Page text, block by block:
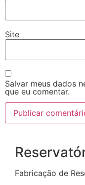
Site
Salvar meus dados
que eu comentar.
Fabricação de